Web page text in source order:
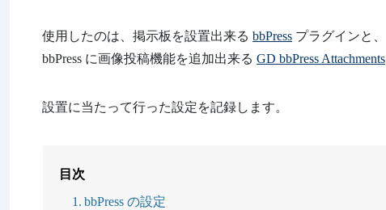
使用したのは、掲示板を設置出来る bbPress プラグインと、
bbPress に画像投稿機能を追加出来る GD bbPress Attachments
設置に当たって行った設定を記録します。
目次
bbPress の設定